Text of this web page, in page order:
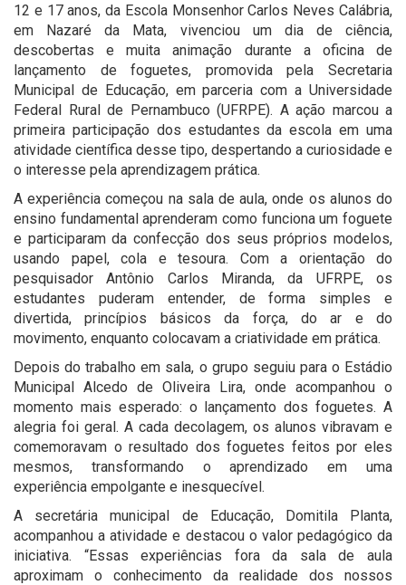
12 e 17 anos, da Escola Monsenhor Carlos Neves Calábria,
em Nazaré da Mata, vivenciou um dia de ciência,
descobertas e muita animação durante a oficina de
lançamento de foguetes, promovida pela Secretaria
Municipal de Educação, em parceria com a Universidade
Federal Rural de Pernambuco (UFRPE). A ação marcou a
primeira participação dos estudantes da escola em uma
atividade científica desse tipo, despertando a curiosidade e
o interesse pela aprendizagem prática.
A experiência começou na sala de aula, onde os alunos do
ensino fundamental aprenderam como funciona um foguete
e participaram da confecção dos seus próprios modelos,
usando papel, cola e tesoura. Com a orientação do
pesquisador Antônio Carlos Miranda, da UFRPE, os
estudantes puderam entender, de forma simples e
divertida, princípios básicos da força, do ar e do
movimento, enquanto colocavam a criatividade em prática.
Depois do trabalho em sala, o grupo seguiu para o Estádio
Municipal Alcedo de Oliveira Lira, onde acompanhou o
momento mais esperado: o lançamento dos foguetes. A
alegria foi geral. A cada decolagem, os alunos vibravam e
comemoravam o resultado dos foguetes feitos por eles
mesmos, transformando o aprendizado em uma
experiência empolgante e inesquecível.
A secretária municipal de Educação, Domitila Planta,
acompanhou a atividade e destacou o valor pedagógico da
iniciativa. “Essas experiências fora da sala de aula
aproximam o conhecimento da realidade dos nossos